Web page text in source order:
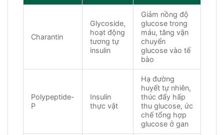
Charantin
Glycoside,
hoạt động
tương tự
insulin
Giảm nồng độ
glucose trong
máu, tăng vận
chuyển
glucose vào tế
bào
Polypeptide-
P
Insulin
thực vật
Hạ đường
huyết tự nhiên,
thúc đẩy hấp
thu glucose, ức
chế tổng hợp
glucose ở gan